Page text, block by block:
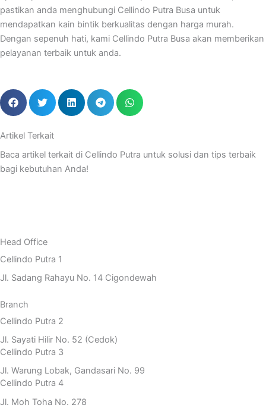
pastikan anda menghubungi Cellindo Putra Busa untuk
mendapatkan kain bintik berkualitas dengan harga murah.
Dengan sepenuh hati, kami Cellindo Putra Busa akan memberikan
pelayanan terbaik untuk anda.
Artikel Terkait
Baca artikel terkait di Cellindo Putra untuk solusi dan tips terbaik
bagi kebutuhan Anda!
Head Office
Cellindo Putra 1
Jl. Sadang Rahayu No. 14 Cigondewah
Branch
Cellindo Putra 2
Jl. Sayati Hilir No. 52 (Cedok)
Cellindo Putra 3
Jl. Warung Lobak, Gandasari No. 99
Cellindo Putra 4
Jl. Moh Toha No. 278